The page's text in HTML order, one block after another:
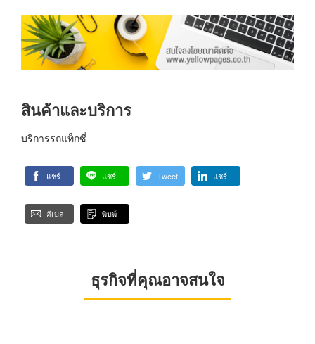
สินค้าและบริการ
บริการรถแท็กซี่
แชร์ แชร์ Tweet แชร์
อีเมล พิมพ์
ธุรกิจที่คุณอาจสนใจ